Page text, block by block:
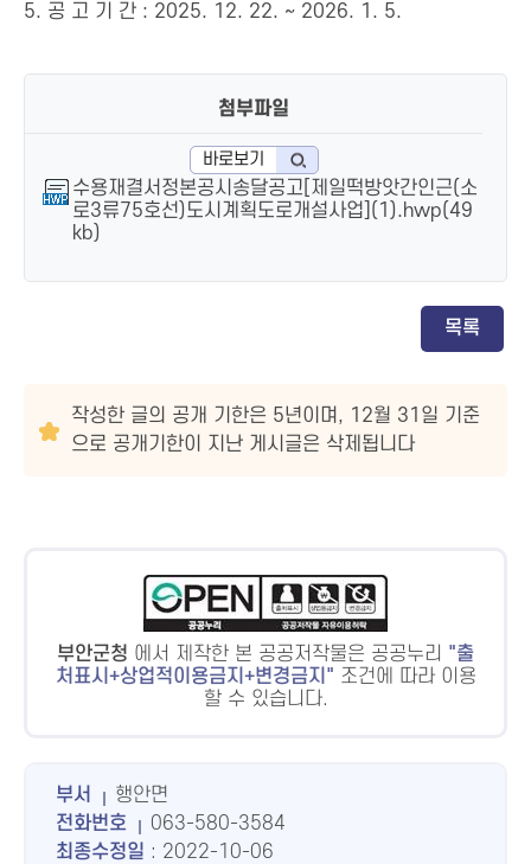
5. 공 고 기 간 : 2025. 12. 22. ~ 2026. 1. 5.
첨부파일
바로보기
수용재결서정본공시송달공고[제일떡방앗간인근(소
로3류75호선)도시계획도로개설사업](1).hwp(49
kb)
목록
작성한 글의 공개 기한은 5년이며, 12월 31일 기준
으로 공개기한이 지난 게시글은 삭제됩니다
부안군청 에서 제작한 본 공공저작물은 공공누리
출
처표시+상업적이용금지+변경금지
조건에 따라 이용
할 수 있습니다.
부서
행안면
전화번호
063-580-3584
최종수정일 : 2022-10-06